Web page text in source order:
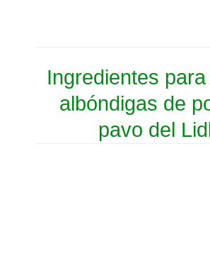
Ingredientes
albóndigas de
pavo del